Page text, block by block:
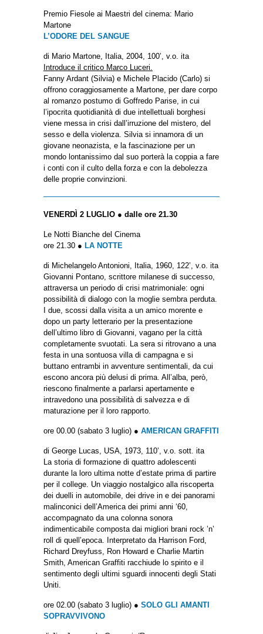
Premio Fiesole ai Maestri del cinema: Mario
Martone
L’ODORE DEL SANGUE
di Mario Martone, Italia, 2004, 100’, v.o. ita
Introduce il critico Marco Luceri.
Fanny Ardant (Silvia) e Michele Placido (Carlo) si
offrono coraggiosamente a Martone, per dare corpo
al romanzo postumo di Goffredo Parise, in cui
l’ipocrita quotidianità di due intellettuali borghesi
viene messa in crisi dall’irruzione del mistero, del
sesso e della violenza. Silvia si innamora di un
giovane neonazista, e la fascinazione per un
mondo lontanissimo dal suo porterà la coppia a fare
i conti con il culto della forza e con la debolezza
delle proprie convinzioni.
VENERDÌ 2 LUGLIO ● dalle ore 21.30
Le Notti Bianche del Cinema
ore 21.30 ● LA NOTTE
di Michelangelo Antonioni, Italia, 1960, 122’, v.o. ita
Giovanni Pontano, scrittore milanese di successo,
attraversa un periodo di crisi matrimoniale: ogni
possibilità di dialogo con la moglie sembra perduta.
I due, scossi dalla visita a un amico morente e
dopo un party letterario per la presentazione
dell’ultimo libro di Giovanni, vagano per la città
completamente svuotati. La sera si ritrovano a una
festa in una sontuosa villa di campagna e si
buttano entrambi in avventure sentimentali, da cui
escono ancora più delusi di prima. All’alba, però,
riescono finalmente a parlarsi apertamente e
intravedono una possibilità di salvezza e di
maturazione per il loro rapporto.
ore 00.00 (sabato 3 luglio) ● AMERICAN GRAFFITI
di George Lucas, USA, 1973, 110’, v.o. sott. ita
La storia di formazione di quattro adolescenti
durante la loro ultima notte d’estate prima di partire
per il college. Un viaggio nostalgico alla riscoperta
dei duelli in automobile, dei drive in e dei panorami
malinconici dell’America dei primi anni ‘60,
accompagnato da una colonna sonora
indimenticabile composta dai migliori brani rock ’n’
roll di quell’epoca. Interpretato da Harrison Ford,
Richard Dreyfuss, Ron Howard e Charlie Martin
Smith, American Graffiti racchiude lo spirito e il
sentimento degli ultimi sguardi innocenti degli Stati
Uniti.
ore 02.00 (sabato 3 luglio) ● SOLO GLI AMANTI
SOPRAVVIVONO